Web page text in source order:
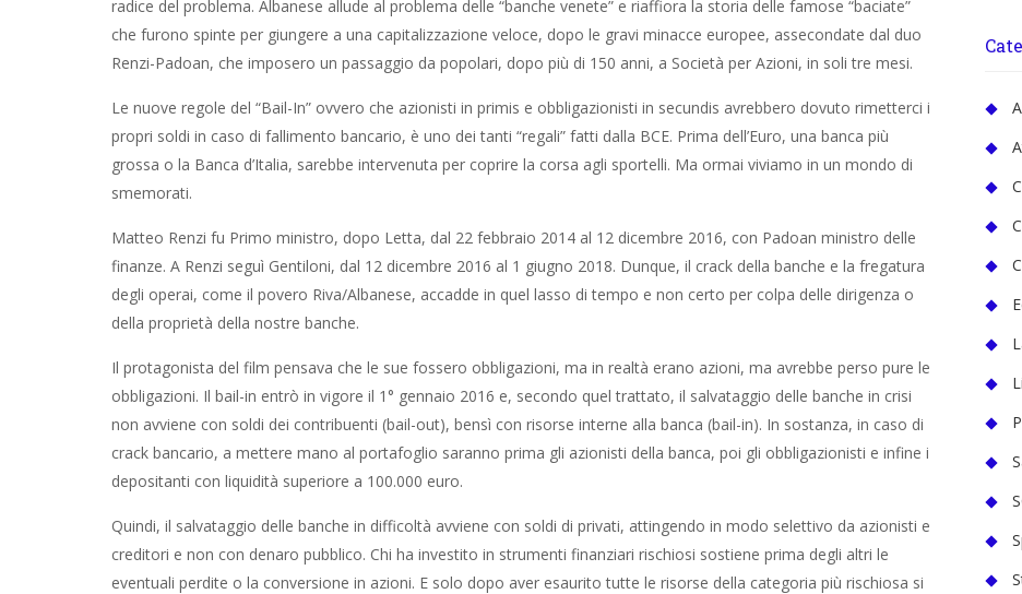
radice del problema. Albanese allude al problema delle “banche venete” e riaffiora la storia delle famose “baciate”
che furono spinte per giungere a una capitalizzazione veloce, dopo le gravi minacce europee, assecondate dal duo
Renzi-Padoan, che imposero un passaggio da popolari, dopo più di 150 anni, a Società per Azioni, in soli tre mesi.
Le nuove regole del “Bail-In” ovvero che azionisti in primis e obbligazionisti in secundis avrebbero dovuto rimetterci i
propri soldi in caso di fallimento bancario, è uno dei tanti “regali” fatti dalla BCE. Prima dell’Euro, una banca più
grossa o la Banca d’Italia, sarebbe intervenuta per coprire la corsa agli sportelli. Ma ormai viviamo in un mondo di
smemorati.
Matteo Renzi fu Primo ministro, dopo Letta, dal 22 febbraio 2014 al 12 dicembre 2016, con Padoan ministro delle
finanze. A Renzi seguì Gentiloni, dal 12 dicembre 2016 al 1 giugno 2018. Dunque, il crack della banche e la fregatura
degli operai, come il povero Riva/Albanese, accadde in quel lasso di tempo e non certo per colpa delle dirigenza o
della proprietà della nostre banche.
Il protagonista del film pensava che le sue fossero obbligazioni, ma in realtà erano azioni, ma avrebbe perso pure le
obbligazioni. Il bail-in entrò in vigore il 1° gennaio 2016 e, secondo quel trattato, il salvataggio delle banche in crisi
non avviene con soldi dei contribuenti (bail-out), bensì con risorse interne alla banca (bail-in). In sostanza, in caso di
crack bancario, a mettere mano al portafoglio saranno prima gli azionisti della banca, poi gli obbligazionisti e infine i
depositanti con liquidità superiore a 100.000 euro.
Quindi, il salvataggio delle banche in difficoltà avviene con soldi di privati, attingendo in modo selettivo da azionisti e
creditori e non con denaro pubblico. Chi ha investito in strumenti finanziari rischiosi sostiene prima degli altri le
eventuali perdite o la conversione in azioni. E solo dopo aver esaurito tutte le risorse della categoria più rischiosa si